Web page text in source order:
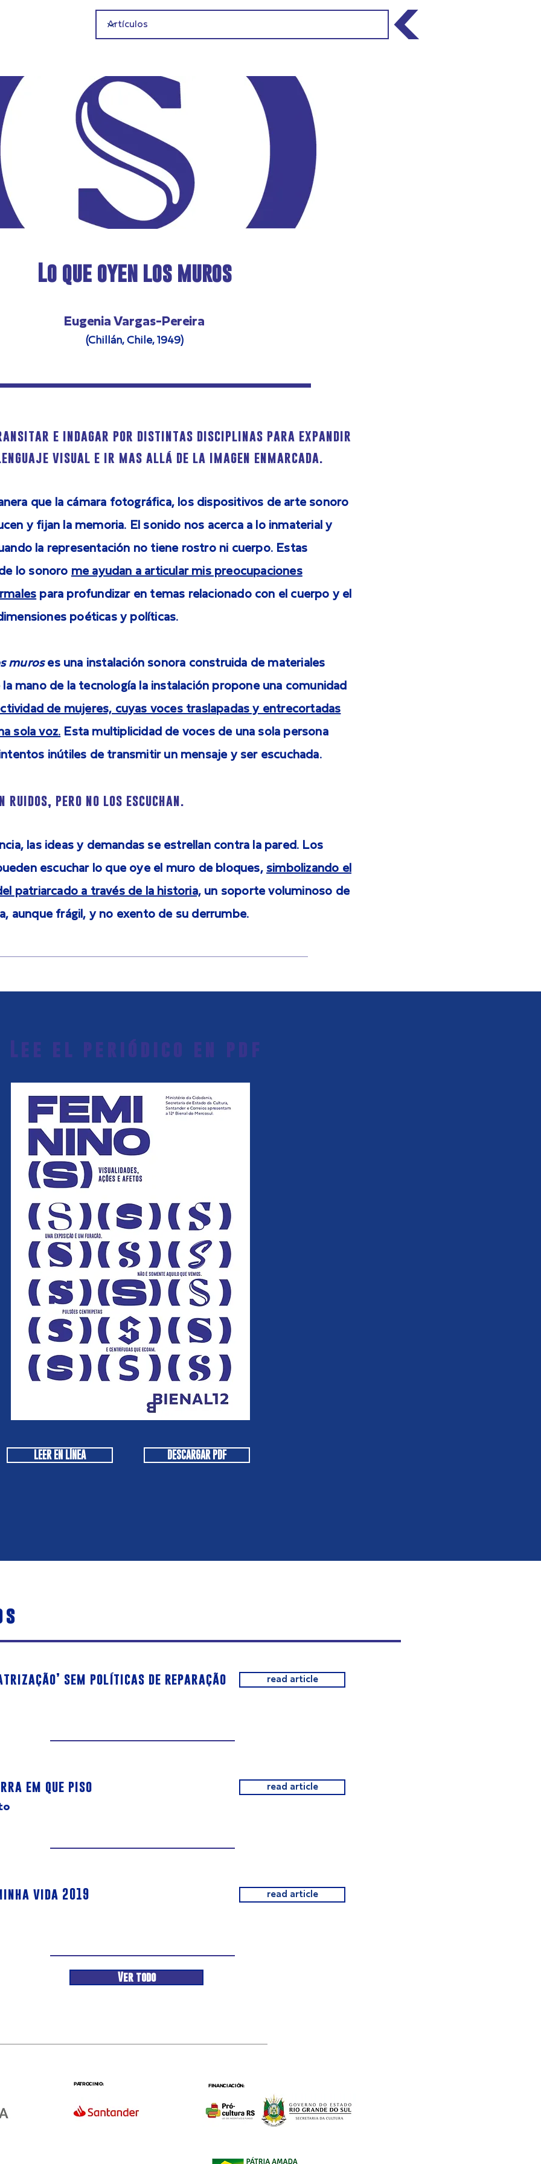
Lo que oyen los muros
Eugenia Vargas-Pereira
(Chillán, Chile, 1949)
e indagar por distintas disciplinas para expandir
visual e ir mas allá de la imagen enmarcada.
que la cámara fotográfica, los dispositivos de arte sonoro
y fijan la memoria. El sonido nos acerca a lo inmaterial y
la representación no tiene rostro ni cuerpo. Estas
lo sonoro me ayudan a articular mis preocupaciones
para profundizar en temas relacionado con el cuerpo y el
poéticas y políticas.
muroses una instalación sonora construida de materiales
mano de la tecnología la instalación propone una comunidad
de mujeres, cuyas voces traslapadas y entrecortadas
sola voz. Esta multiplicidad de voces de una sola persona
inútiles de transmitir un mensaje y ser escuchada.
ruidos, pero no los escuchan.
las ideas y demandas se estrellan contra la pared. Los
escuchar lo que oye el muro de bloques, simbolizando el
patriarcado a través de la historia, un soporte voluminoso de
aunque frágil, y no exento de su derrumbe.
Lee el periódico en pdf
LEER EN LÍNEA DESCARGAR PDF
sem políticas de reparação read article
em que piso read article
vida 2019 read article
Ver todo
PATROCINIO: FINANCIACIÓN: